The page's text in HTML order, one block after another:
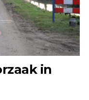
in